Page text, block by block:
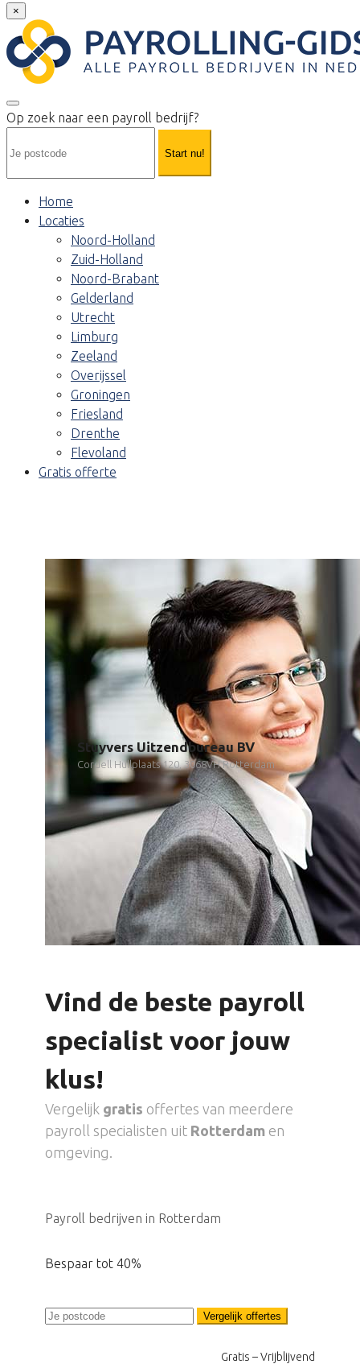
×
Op zoek naar een payroll bedrijf?
Start nu!
Home
Locaties
Noord-Holland
Zuid-Holland
Noord-Brabant
Gelderland
Utrecht
Limburg
Zeeland
Overijssel
Groningen
Friesland
Drenthe
Flevoland
Gratis offerte
Stuyvers Uitzendbureau BV
Cordell Hullplaats 120, 3068VH Rotterdam
Vind de beste payroll
specialist voor jouw
klus!
Vergelijk gratis offertes van meerdere
payroll specialisten uit Rotterdam en
omgeving.
Payroll bedrijven in Rotterdam
Bespaar tot 40%
Vergelijk offertes
Gratis – Vrijblijvend